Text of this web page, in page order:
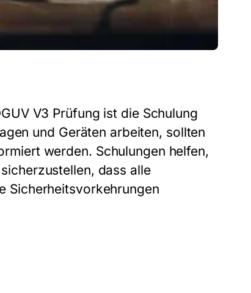
V3 Prüfung ist die Schulung
und Geräten arbeiten, sollten
werden. Schulungen helfen,
dass alle
Sicherheitsvorkehrungen